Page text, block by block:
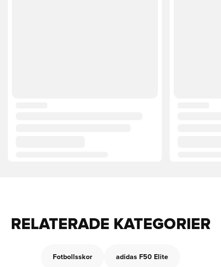
RELATERADE KATEGORIER
Fotbollsskor adidas F50 Elite